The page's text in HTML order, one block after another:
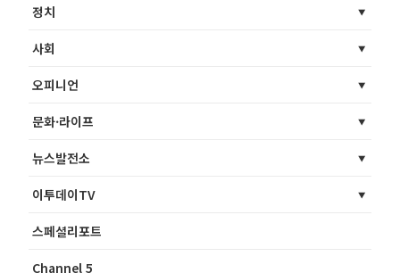
정치
사회
오피니언
문화·라이프
뉴스발전소
이투데이TV
스페셜리포트
Channel 5